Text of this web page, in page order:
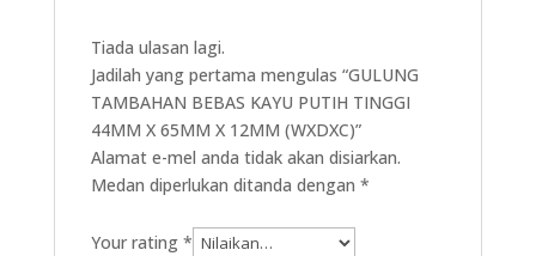
Tiada ulasan lagi.
Jadilah yang pertama mengulas “GULUNG
TAMBAHAN BEBAS KAYU PUTIH TINGGI
44MM X 65MM X 12MM (WXDXC)”
Alamat e-mel anda tidak akan disiarkan.
Medan diperlukan ditanda dengan *
Your rating *